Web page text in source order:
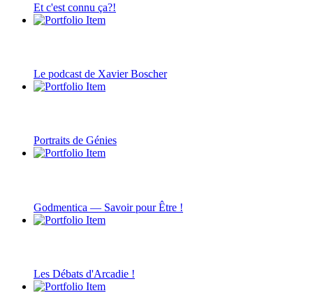
Et c'est connu ça?!
Le podcast de Xavier Boscher
Portraits de Génies
Godmentica — Savoir pour Être !
Les Débats d'Arcadie !